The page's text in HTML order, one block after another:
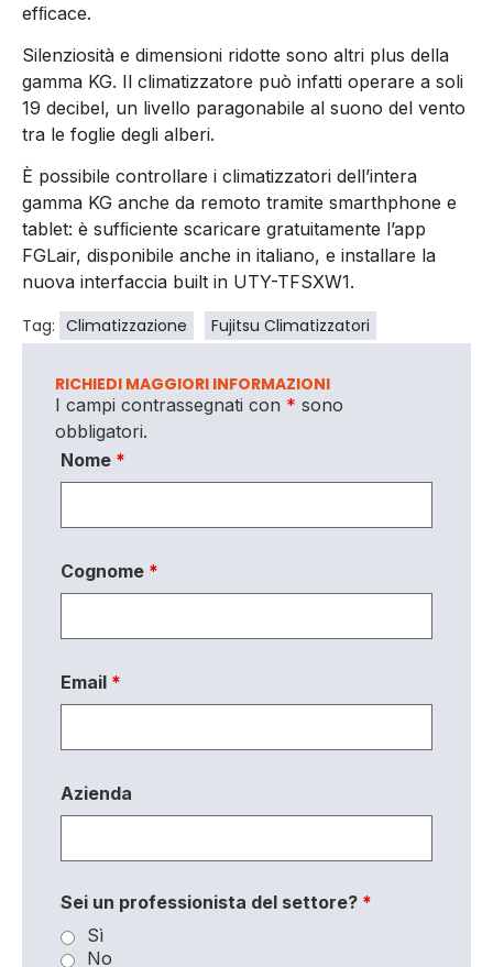
efﬁcace.
Silenziosità e dimensioni ridotte sono altri plus della
gamma KG. Il climatizzatore può infatti operare a soli
19 decibel, un livello paragonabile al suono del vento
tra le foglie degli alberi.
È possibile controllare i climatizzatori dell’intera
gamma KG anche da remoto tramite smarthphone e
tablet: è sufﬁciente scaricare gratuitamente l’app
FGLair, disponibile anche in italiano, e installare la
nuova interfaccia built in UTY-TFSXW1.
Tag: Climatizzazione Fujitsu Climatizzatori
RICHIEDI MAGGIORI INFORMAZIONI
I campi contrassegnati con * sono
obbligatori.
Nome *
Cognome *
Email *
Azienda
Sei un professionista del settore? *
Sì
No